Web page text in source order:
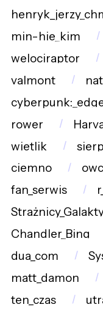
min-hie_kim
welociraptor
valmont
rower
wietlik
ciemno
fan_serwis
Chandler_Bing
dua_com
matt_damon
ten_czas